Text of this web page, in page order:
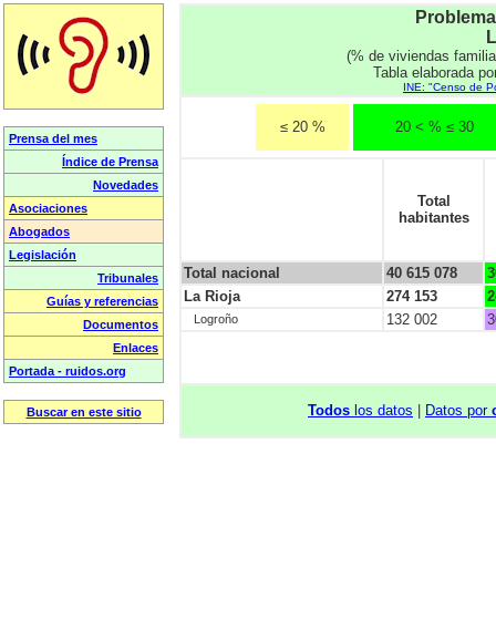
(% de viviendas
Tabla elaborada
INE: "Censo de
≤ 20 % 20 < % ≤ 30
Total
habitantes
Total nacional 40 615 078
La Rioja
274 153
Logroño 132 002
Todos los datos Datos por